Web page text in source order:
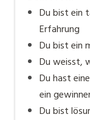
Du bist ein
Erfahrung
Du bist ein
Du weisst,
Du hast
ein
Du bist